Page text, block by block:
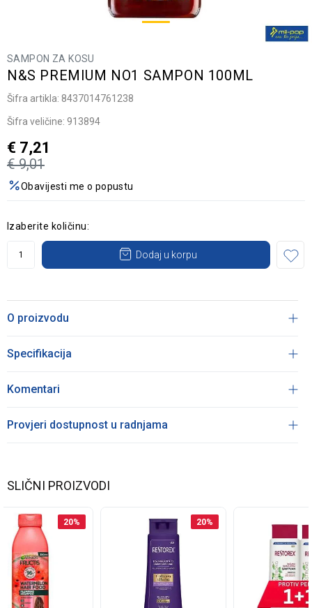
SAMPON ZA KOSU
N&S PREMIUM NO1 SAMPON 100ML
Šifra artikla: 8437014761238
Šifra veličine: 913894
€ 9,01
€ 7,21
Obavijesti me o popustu
Izaberite količinu:
Dodaj u korpu
O proizvodu
Specifikacija
Komentari
Provjeri dostupnost u radnjama
SLIČNI PROIZVODI
20% 20%